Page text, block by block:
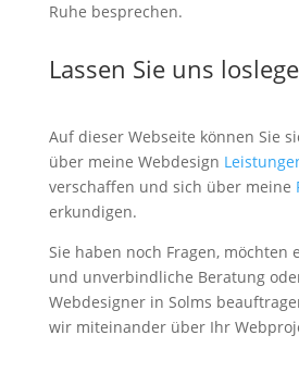
Ruhe besprechen.
Lassen Sie uns
Auf dieser Webseite können Sie
über meine Webdesign
verschaffen und sich über meine
erkundigen.
Sie haben noch Fragen, möchten
und unverbindliche Beratung
Webdesigner in Solms
wir miteinander über Ihr